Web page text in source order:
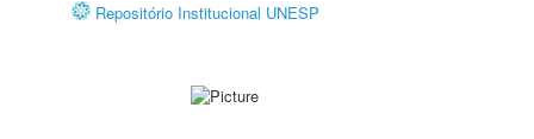
Repositório Institucional UNESP